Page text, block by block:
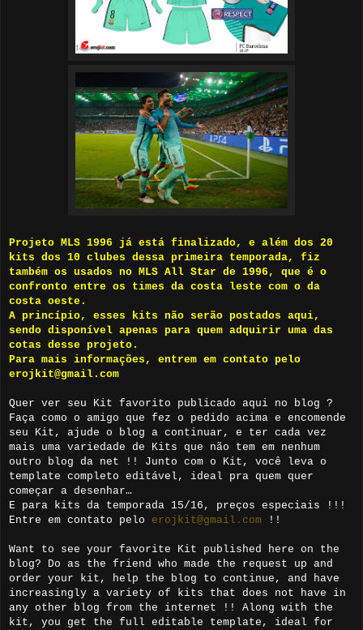
Projeto MLS 1996 já está finalizado, e além dos 20
kits dos 10 clubes dessa primeira temporada, fiz
também os usados no MLS All Star de 1996, que é o
confronto entre os times da costa leste com o da
costa oeste.
A princípio, esses kits não serão postados aqui,
sendo disponível apenas para quem adquirir uma das
cotas desse projeto.
Para mais informações, entrem em contato pelo
erojkit@gmail.com
Quer ver seu Kit favorito publicado aqui no blog ?
Faça como o amigo que fez o pedido acima e encomende
seu Kit, ajude o blog a continuar, e ter cada vez
mais uma variedade de Kits que não tem em nenhum
outro blog da net !! Junto com o Kit, você leva o
template completo editável, ideal pra quem quer
começar a desenhar…
E para kits da temporada 15/16, preços especiais !!!
Entre em contato pelo erojkit@gmail.com !!
Want to see your favorite Kit published here on the
blog? Do as the friend who made the request up and
order your kit, help the blog to continue, and have
increasingly a variety of kits that does not have in
any other blog from the internet !! Along with the
kit, you get the full editable template, ideal for